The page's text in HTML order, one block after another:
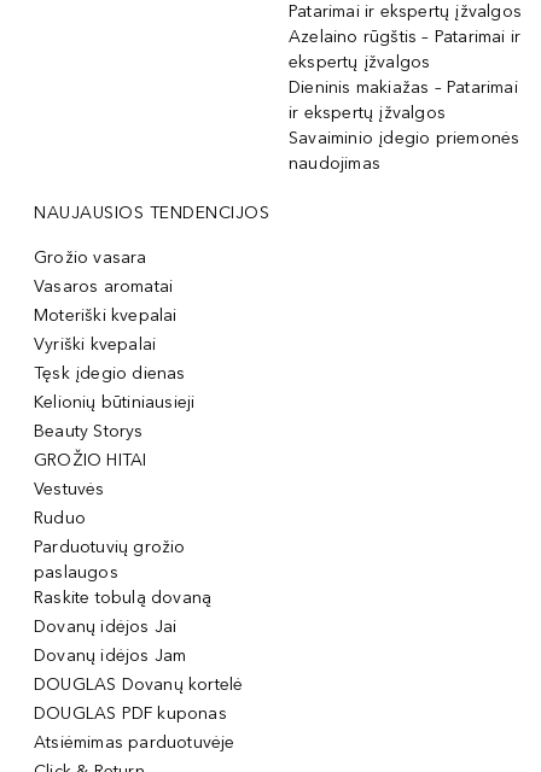
Patarimai ir ekspertų įžvalgos
Azelaino rūgštis – Patarimai ir
ekspertų įžvalgos
Dieninis makiažas – Patarimai
ir ekspertų įžvalgos
Savaiminio įdegio priemonės
naudojimas
NAUJAUSIOS TENDENCIJOS
Grožio vasara
Vasaros aromatai
Moteriški kvepalai
Vyriški kvepalai
Tęsk įdegio dienas
Kelionių būtiniausieji
Beauty Storys
GROŽIO HITAI
Vestuvės
Ruduo
Parduotuvių grožio
paslaugos
Raskite tobulą dovaną
Dovanų idėjos Jai
Dovanų idėjos Jam
DOUGLAS Dovanų kortelė
DOUGLAS PDF kuponas
Atsiėmimas parduotuvėje